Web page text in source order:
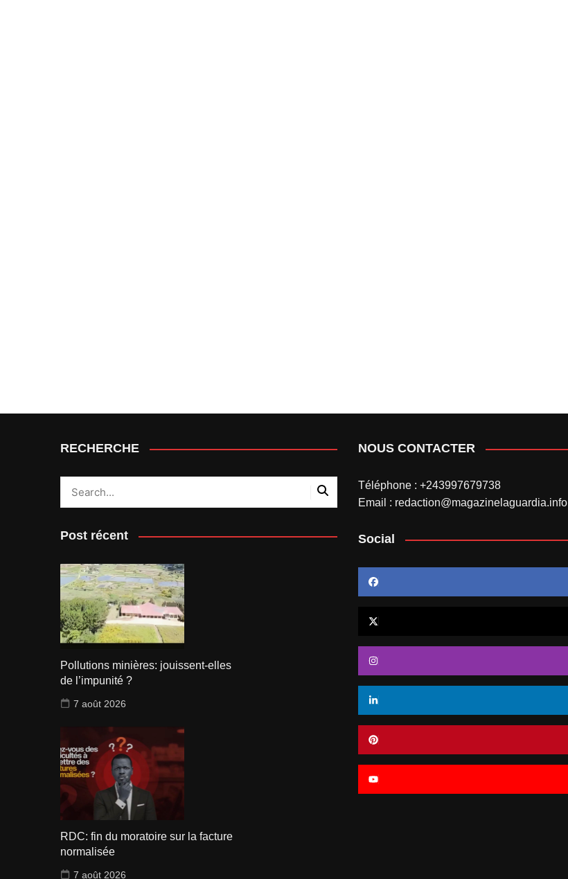
RECHERCHE
Post récent
Pollutions minières: jouissent-elles
de l’impunité ?
7 août 2026
RDC: fin du moratoire sur la facture
normalisée
7 août 2026
NOUS CONTACTER
Téléphone : +243997679738
Email : redaction@magazinelaguardia.info
Social